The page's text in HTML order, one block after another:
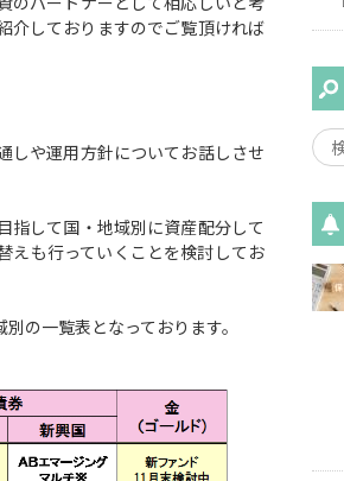
介しておりますのでご覧頂ければ
しや運用方針についてお話しさせ
指して国・地域別に資産配分して
えも行っていくことを検討してお
の一覧表となっております。